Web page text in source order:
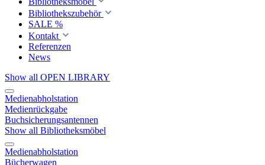
Bibliothekszubehör
SALE %
Kontakt
Referenzen
News
Show all OPEN LIBRARY
Medienabholstation
Medienrückgabe
Buchsicherungsantennen
Show all Bibliotheksmöbel
Medienabholstation
Bücherwagen